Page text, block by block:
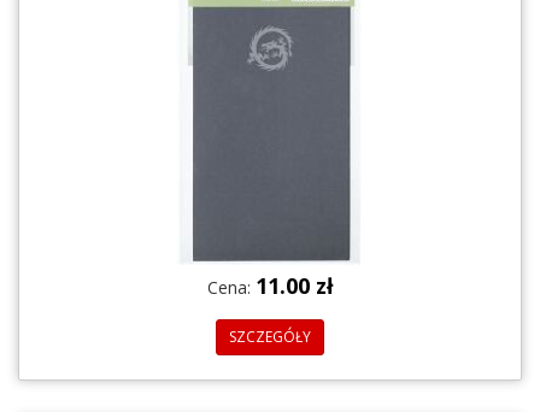
Cena: 11.00 zł
SZCZEGÓŁY